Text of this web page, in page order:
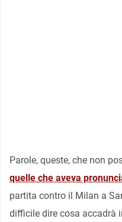
Parole, queste, che non
quelle che aveva
partita contro il Milan a
difficile dire cosa accadrà